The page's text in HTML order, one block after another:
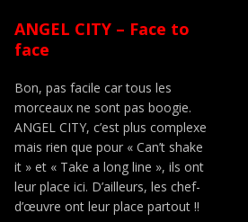
ANGEL CITY – Face to
face
Bon, pas facile car tous les
morceaux ne sont pas boogie.
ANGEL CITY, c’est plus complexe
mais rien que pour « Can’t shake
it » et « Take a long line », ils ont
leur place ici. D’ailleurs, les chef-
d’œuvre ont leur place partout !!